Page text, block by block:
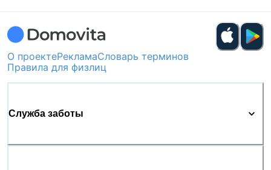
О проектеРекламаСловарь терминов
Правила для физлиц
Служба заботы